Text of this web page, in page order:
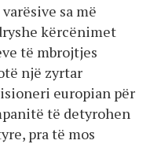
sa më
kërcënimet
të mbrojtjes
një zyrtar
europian për
të detyrohen
pra të mos